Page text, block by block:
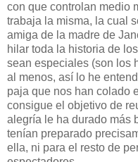
con que controlan medio
trabaja la misma, la cual
amiga de la madre de
hilar toda la historia de
sean especiales (son los
al menos, así lo he
paja que nos han colado
consigue el objetivo de
alegría le ha durado más
tenían preparado
ella, ni para el resto de